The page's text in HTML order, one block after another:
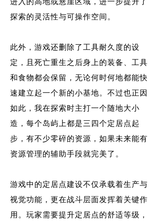
探索的灵活性与可操作空间。
此外，游戏还删除了工具耐久度的设
定，且死亡重生之后身上的装备、工具
和食物都会保留，无论何时何地都能快
速建立起一个新的小基地。不过也正因
如此，我在探索时主打一个随地大小
造，每个岛屿上都是三四个定居点起
步，有不少零碎的资源，如果未来能有
资源管理的辅助手段就完美了。
游戏中的定居点建设不仅承载着生产与
视觉功能，更在战斗层面发挥着关键作
用。玩家需要提升定居点的舒适等级，